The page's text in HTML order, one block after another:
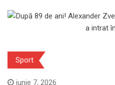
Sport
iunie 7, 2026